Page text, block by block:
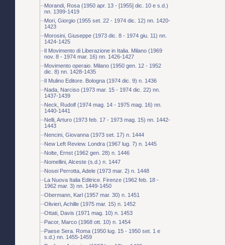
Morandi, Rosa (1950 apr. 13 - [1955] dic. 10 e s.d.)
nn. 1399-1419
Mori, Giorgio (1955 set. 22 - 1974 dic. 12) nn. 1420-
1423
Morosini, Giuseppe (1973 dic. 8 - 1974 giu. 11) nn.
1424-1425
Il Movimento di Liberazione in Italia. Milano (1969
nov. 8 - 1974 mar. 16) nn. 1426-1427
Movimento operaio. Milano (1950 gen. 12 - 1952
dic. 8) nn. 1428-1435
Il Mulino Editore. Bologna (1974 dic. 9) n. 1436
Nada, Narciso (1973 mar. 15 - 1974 dic. 22) nn.
1437-1439
Neck, Rudolf (1974 mag. 14 - 1975 mag. 16) nn.
1440-1441
Nelli, Arturo (1973 feb. 17 - 1973 mag. 15) nn. 1442-
1443
Nencini, Giovanna (1973 set. 17) n. 1444
New Left Review. Londra (1967 lug. 7) n. 1445
Nolte, Ernst (1962 gen. 28) n. 1446
Nomellini, Alceste (s.d.) n. 1447
Nosei Perrotta, Adele (1973 mar. 2) n. 1448
La Nuova Italia Editrice. Firenze (1962 feb. 18 -
1962 mar. 3) nn. 1449-1450
Obermann, Karl (1957 mar. 30) n. 1451
Olivieri, Achille (1975 mar. 15) n. 1452
Ottati, Davis (1971 mag. 10) n. 1453
Pacor, Marco (1968 ott. 10) n. 1454
Paese Sera. Roma (1950 lug. 15 - 1950 set. 1 e
s.d.) nn. 1455-1459